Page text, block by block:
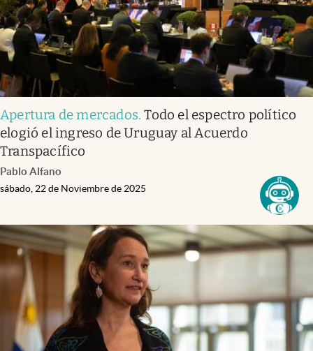
Apertura de mercados.Todo el espectro político
elogió el ingreso de Uruguay al Acuerdo
Transpacífico
Pablo Alfano
sábado, 22 de Noviembre de 2025